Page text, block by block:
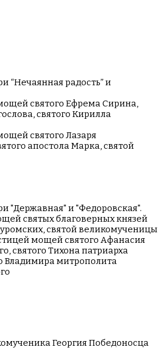
“Нечаянная радость” и
святого Ефрема Сирина,
святого Кирилла
святого Лазаря
апостола Марка, святой
"Державная" и "Федоровская".
святых благоверных князей
святой великомученицы
мощей святого Афанасия
святого Тихона патриарха
Владимира митрополита
Георгия Победоносца